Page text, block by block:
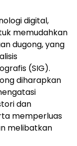
digital,
memudahkan
dugong, yang
(SIG).
diharapkan
dan
memperluas
melibatkan